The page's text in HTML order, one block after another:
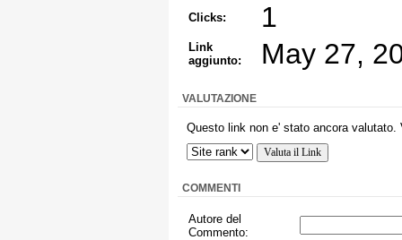
Clicks: 1
Link
aggiunto:
May 27,
VALUTAZIONE
Questo link non e' stato ancora valutato.
COMMENTI
Autore del
Commento: